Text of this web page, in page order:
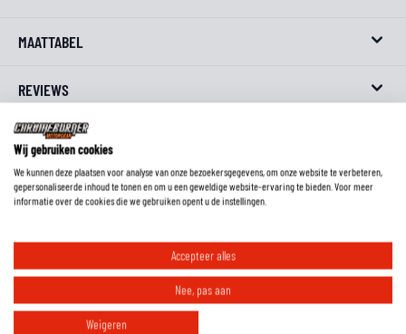
MAATTABEL
REVIEWS
FAQ
Moet ik handschoenen met een lange schacht in of over de mouw dragen?
Wij gebruiken cookies
We kunnen deze plaatsen voor analyse van onze bezoekersgegevens, om onze website te verbeteren,
gepersonaliseerde inhoud te tonen en om u een geweldige website-ervaring te bieden. Voor meer
informatie over de cookies die we gebruiken opent u de instellingen.
Accepteer alles
Nee, pas aan
Weigeren